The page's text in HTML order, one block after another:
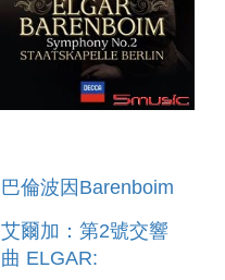
巴倫波因Barenboim
艾爾加：第2號交響
曲 ELGAR: